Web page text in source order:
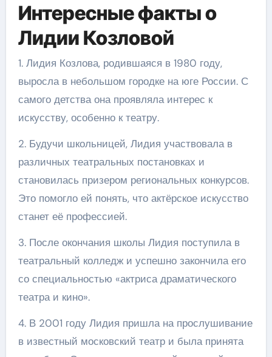
Интересные факты о
Лидии Козловой
1. Лидия Козлова, родившаяся в 1980 году,
выросла в небольшом городке на юге России. С
самого детства она проявляла интерес к
искусству, особенно к театру.
2. Будучи школьницей, Лидия участвовала в
различных театральных постановках и
становилась призером региональных конкурсов.
Это помогло ей понять, что актёрское искусство
станет её профессией.
3. После окончания школы Лидия поступила в
театральный колледж и успешно закончила его
со специальностью «актриса драматического
театра и кино».
4. В 2001 году Лидия пришла на прослушивание
в известный московский театр и была принята